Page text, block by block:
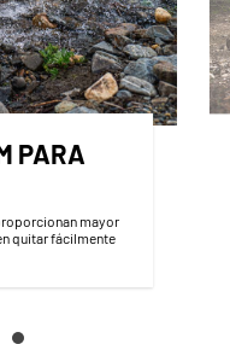
PARA
mayor
quitar fácilmente